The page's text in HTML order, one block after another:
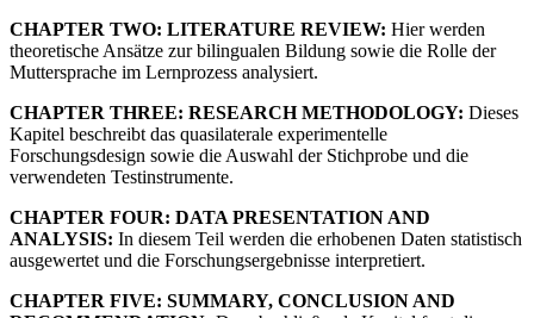
CHAPTER TWO: LITERATURE REVIEW: Hier werden
theoretische Ansätze zur bilingualen Bildung sowie die Rolle der
Muttersprache im Lernprozess analysiert.
CHAPTER THREE: RESEARCH METHODOLOGY: Dieses
Kapitel beschreibt das quasilaterale experimentelle
Forschungsdesign sowie die Auswahl der Stichprobe und die
verwendeten Testinstrumente.
CHAPTER FOUR: DATA PRESENTATION AND
ANALYSIS: In diesem Teil werden die erhobenen Daten statistisch
ausgewertet und die Forschungsergebnisse interpretiert.
CHAPTER FIVE: SUMMARY, CONCLUSION AND